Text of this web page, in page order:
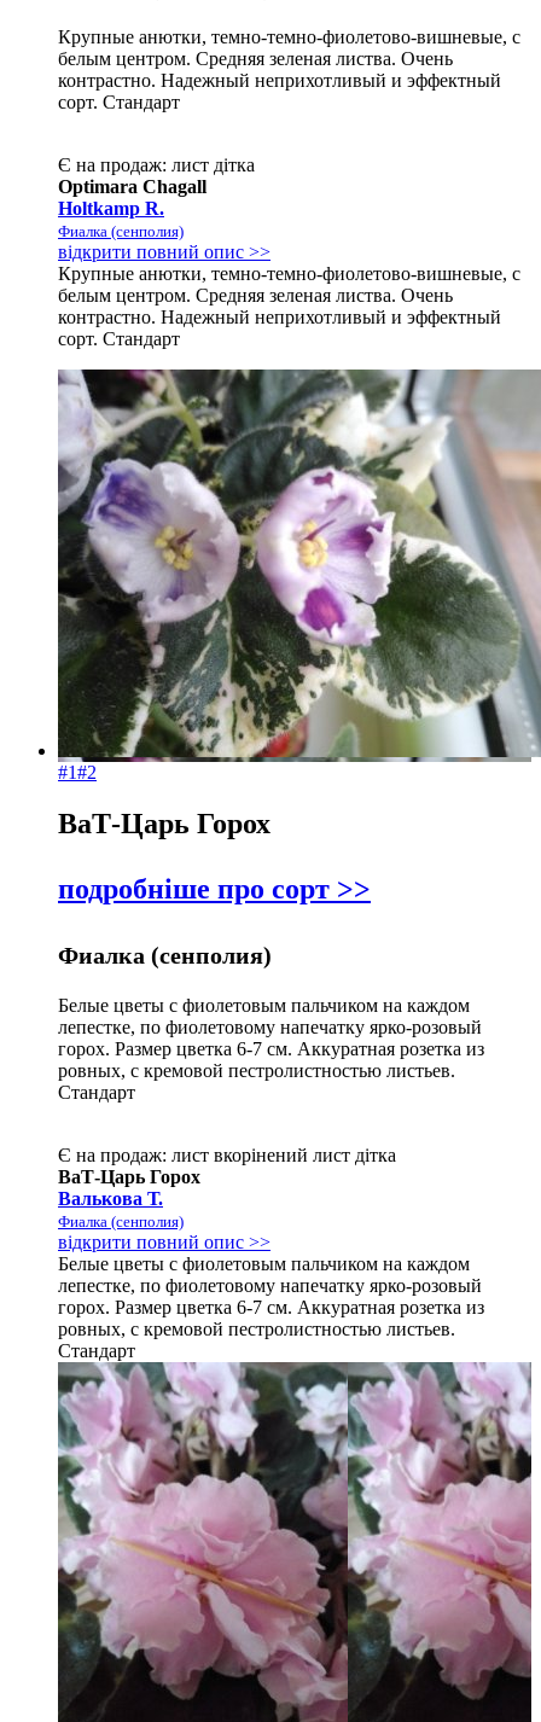
Крупные анютки, темно-темно-фиолетово-вишневые, с
белым центром. Средняя зеленая листва. Очень
контрастно. Надежный неприхотливый и эффектный
сорт. Стандарт
Є на продаж: лист дітка
Optimara Chagall
Holtkamp R.
Фиалка (сенполия)
відкрити повний опис >>
Крупные анютки, темно-темно-фиолетово-вишневые, с
белым центром. Средняя зеленая листва. Очень
контрастно. Надежный неприхотливый и эффектный
сорт. Стандарт
#1#2
ВаТ-Царь Горох
подробніше про сорт >>
Фиалка (сенполия)
Белые цветы с фиолетовым пальчиком на каждом
лепестке, по фиолетовому напечатку ярко-розовый
горох. Размер цветка 6-7 см. Аккуратная розетка из
ровных, с кремовой пестролистностью листьев.
Стандарт
Є на продаж: лист вкорінений лист дітка
ВаТ-Царь Горох
Валькова Т.
Фиалка (сенполия)
відкрити повний опис >>
Белые цветы с фиолетовым пальчиком на каждом
лепестке, по фиолетовому напечатку ярко-розовый
горох. Размер цветка 6-7 см. Аккуратная розетка из
ровных, с кремовой пестролистностью листьев.
Стандарт